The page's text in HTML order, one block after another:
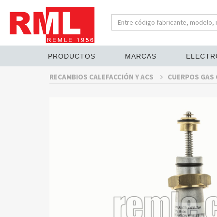
PRODUCTOS MARCAS
RECAMBIOS CALEFACCIÓN Y ACS CUERPOS